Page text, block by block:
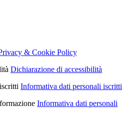
& Cookie Policy
Dichiarazione di accessibilità
Informativa dati personali iscritti
Informativa dati personali